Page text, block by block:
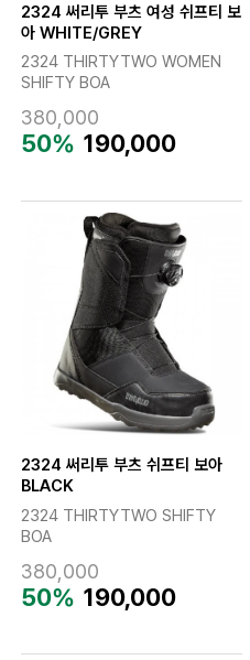
2324 써리투 부츠 여성 쉬프티 보
아 WHITE/GREY
2324 THIRTYTWO WOMEN
SHIFTY BOA
380,000
50% 190,000
2324 써리투 부츠 쉬프티 보아
BLACK
2324 THIRTYTWO SHIFTY
BOA
380,000
50% 190,000